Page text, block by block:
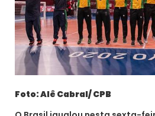
Foto: Alê Cabral/ CPB